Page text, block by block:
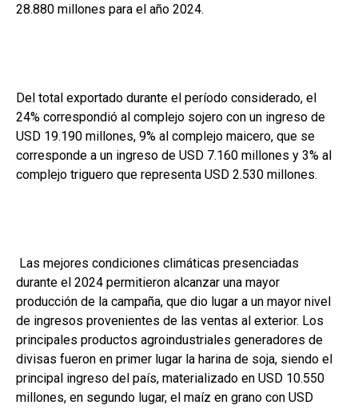
28.880 millones para el año 2024.
Del total exportado durante el período considerado, el
24% correspondió al complejo sojero con un ingreso de
USD 19.190 millones, 9% al complejo maicero, que se
corresponde a un ingreso de USD 7.160 millones y 3% al
complejo triguero que representa USD 2.530 millones.
Las mejores condiciones climáticas presenciadas
durante el 2024 permitieron alcanzar una mayor
producción de la campaña, que dio lugar a un mayor nivel
de ingresos provenientes de las ventas al exterior. Los
principales productos agroindustriales generadores de
divisas fueron en primer lugar la harina de soja, siendo el
principal ingreso del país, materializado en USD 10.550
millones, en segundo lugar, el maíz en grano con USD